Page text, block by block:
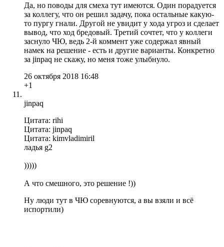
Да, но поводы для смеха тут имеются. Один порадуется
за коллегу, что он решил задачу, пока остальные какую-
то пургу гнали. Другой не увидит у хода угроз и сделает
вывод, что ход бредовый. Третий сочтет, что у коллеги
заснуло ЧЮ, ведь 2-й коммент уже содержал явный
намек на решение - есть и другие варианты. Конкретно
за jinpaq не скажу, но меня тоже улыбнуло.
26 октября 2018 16:48
+1
jinpaq
Цитата: rihi
Цитата: jinpaq
Цитата: kimvladimiril
ладья g2
)))))
А что смешного, это решение !))
Ну люди тут в ЧЮ соревнуются, а вы взяли и всё
испортили)